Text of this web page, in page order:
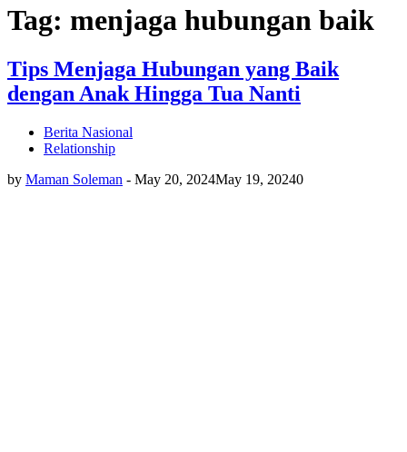
Tag: menjaga hubungan baik
Tips Menjaga Hubungan yang Baik
dengan Anak Hingga Tua Nanti
Berita Nasional
Relationship
by Maman Soleman - May 20, 2024May 19, 20240